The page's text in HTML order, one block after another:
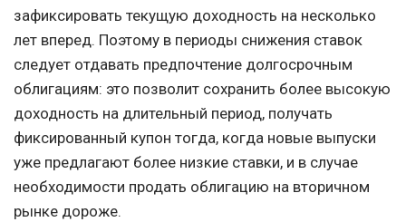
зафиксировать текущую доходность на несколько
лет вперед. Поэтому в периоды снижения ставок
следует отдавать предпочтение долгосрочным
облигациям: это позволит сохранить более высокую
доходность на длительный период, получать
фиксированный купон тогда, когда новые выпуски
уже предлагают более низкие ставки, и в случае
необходимости продать облигацию на вторичном
рынке дороже.